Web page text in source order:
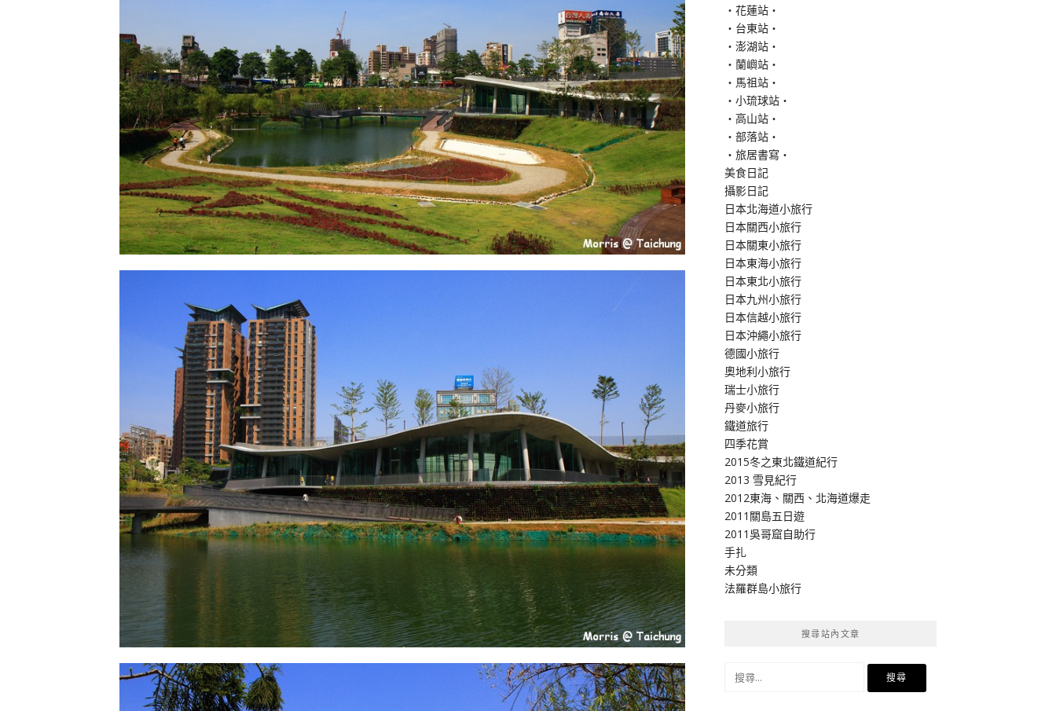
‧花蓮站‧
‧台東站‧
‧澎湖站‧
‧蘭嶼站‧
‧馬祖站‧
‧小琉球站‧
‧高山站‧
‧部落站‧
‧旅居書寫‧
美食日記
攝影日記
日本北海道小旅行
日本關西小旅行
日本關東小旅行
日本東海小旅行
日本東北小旅行
日本九州小旅行
日本信越小旅行
日本沖繩小旅行
德國小旅行
奧地利小旅行
瑞士小旅行
丹麥小旅行
鐵道旅行
四季花賞
2015冬之東北鐵道紀行
2013 雪見紀行
2012東海、關西、北海道爆走
2011關島五日遊
2011吳哥窟自助行
手扎
未分類
法羅群島小旅行
搜尋站內文章